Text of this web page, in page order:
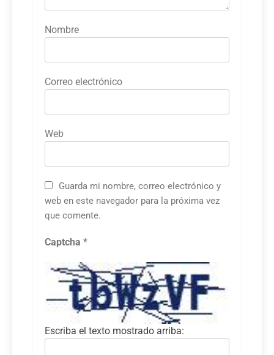
Nombre
Correo electrónico
Web
Guarda mi nombre, correo electrónico y
web en este navegador para la próxima vez
que comente.
Captcha *
Escriba el texto mostrado arriba: